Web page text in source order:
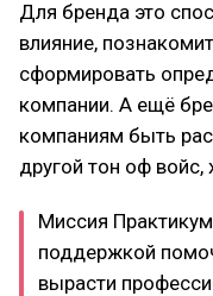
Для бренда это
влияние,
сформировать
компании. А ещё
компаниям быть
другой тон оф войс,
Миссия
поддержкой
вырасти